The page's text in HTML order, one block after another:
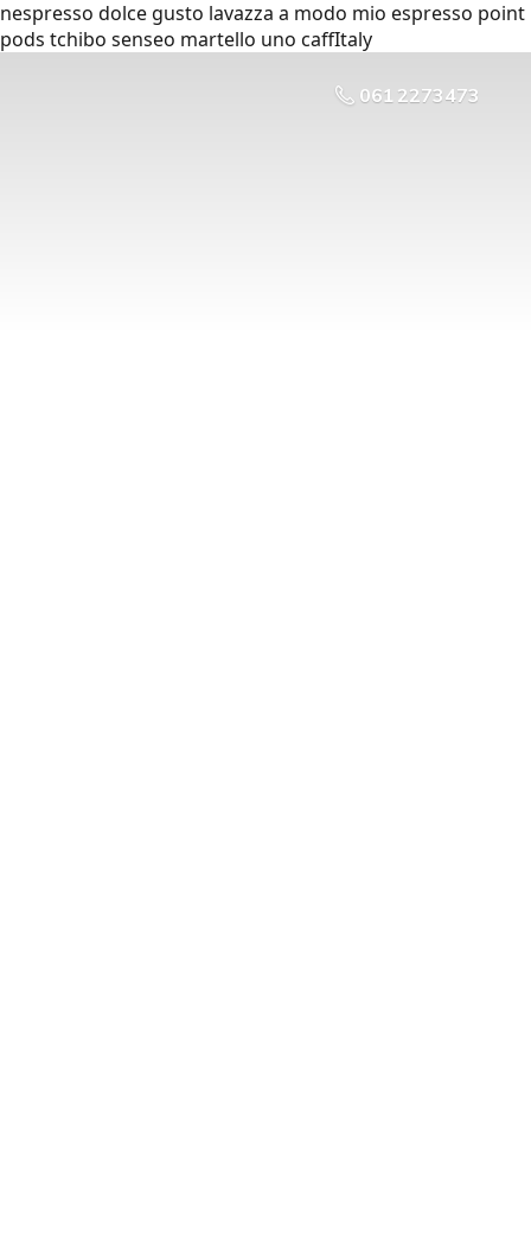
nespresso dolce gusto lavazza a modo mio espresso point
pods tchibo senseo martello uno caffItaly
061 2273473